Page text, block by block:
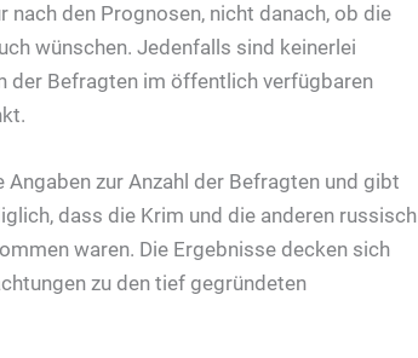
den Prognosen, nicht danach, ob die
wünschen. Jedenfalls sind keinerlei
der Befragten im öffentlich verfügbaren
zur Anzahl der Befragten und gibt
dass die Krim und die anderen russisch
waren. Die Ergebnisse decken sich
zu den tief gegründeten